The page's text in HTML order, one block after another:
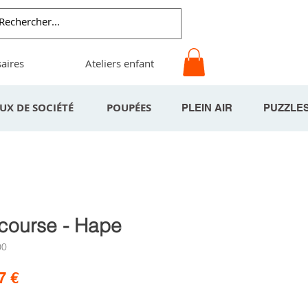
Ateliers enfant
DE SOCIÉTÉ POUPÉES PLEIN AIR
- Hape
€Prix